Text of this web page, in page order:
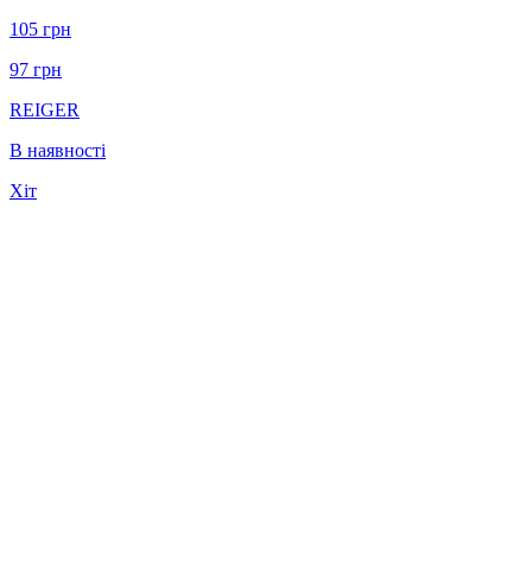
105 грн
97 грн
REIGER
В наявності
Хіт